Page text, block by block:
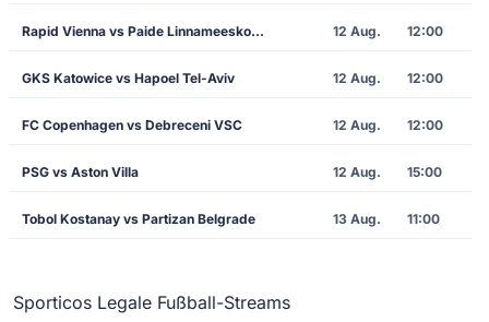
Rapid Vienna vs Paide Linnameeskond 12 Aug. 12:00
GKS Katowice vs Hapoel Tel-Aviv 12 Aug. 12:00
FC Copenhagen vs Debreceni VSC 12 Aug. 12:00
PSG vs Aston Villa 12 Aug. 15:00
Tobol Kostanay vs Partizan Belgrade 13 Aug. 11:00
Sporticos Legale Fußball-Streams